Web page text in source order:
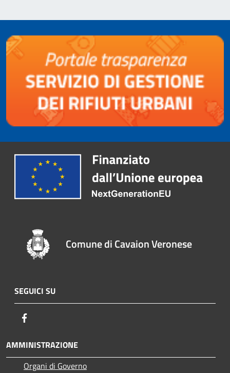
Comune di Cavaion Veronese
SEGUICI SU
AMMINISTRAZIONE
Organi di Governo